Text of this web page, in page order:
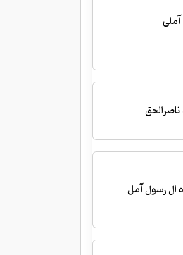
ناصرالحق
ال رسول آمل